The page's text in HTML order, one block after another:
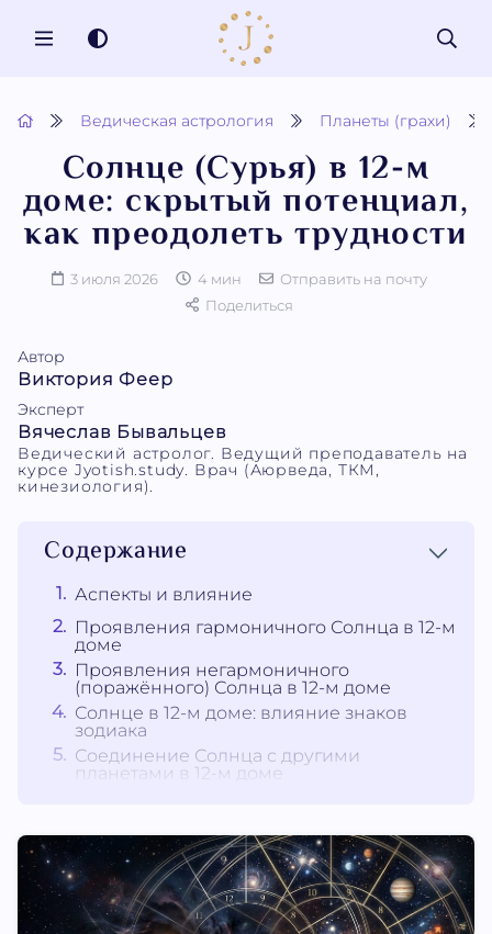
MENU
Ведическая астрология Планеты (грахи)
Солнце (Сурья) в 12-м
доме: скрытый потенциал,
как преодолеть трудности
3 июля 2026 4 мин
Отправить на почту
Поделиться
Автор
Виктория Феер
Эксперт
Вячеслав Бывальцев
Ведический астролог. Ведущий преподаватель на
курсе Jyotish.study. Врач (Аюрведа, ТКМ,
кинезиология).
Содержание
Аспекты и влияние
Проявления гармоничного Солнца в 12-м
доме
Проявления негармоничного
(поражённого) Солнца в 12-м доме
Солнце в 12-м доме: влияние знаков
зодиака
Соединение Солнца с другими
планетами в 12-м доме